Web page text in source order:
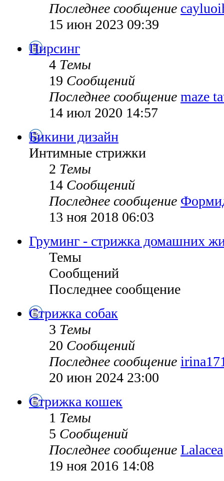
Последнее сообщение
15 июн 2023 09:39
Пирсинг
4 Темы
19 Сообщений
Последнее сообщение maze
14 июл 2020 14:57
Бикини дизайн
Интимные стрижки
2 Темы
14 Сообщений
Последнее сообщение
13 ноя 2018 06:03
Груминг - стрижка домашних
Темы
Сообщений
Последнее сообщение
Стрижка собак
3 Темы
20 Сообщений
Последнее сообщение
20 июн 2024 23:00
Стрижка кошек
1 Темы
5 Сообщений
Последнее сообщение Lalacea
19 ноя 2016 14:08